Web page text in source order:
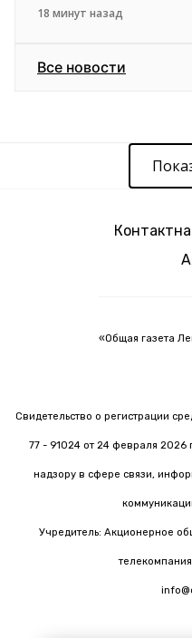
18 минут назад
Все новости
«Общая газета
Свидетельство о регистрации
77 - 91024 от 24 февраля
надзору в сфере связи,
Учредитель: Акционерное